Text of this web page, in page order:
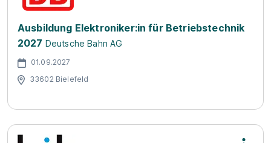
Ausbildung Elektroniker:in für Betriebstechnik
2027 Deutsche Bahn AG
01.09.2027
33602 Bielefeld